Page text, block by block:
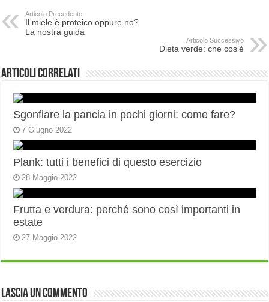
Articolo Precedente
Il miele è proteico oppure no?
La nostra guida
Articolo Successivo
Dieta verde: che cos’è
Articoli correlati
Sgonfiare la pancia in pochi giorni: come fare?
7 Giugno 2022
Plank: tutti i benefici di questo esercizio
28 Maggio 2022
Frutta e verdura: perché sono così importanti in
estate
27 Maggio 2022
Lascia un commento